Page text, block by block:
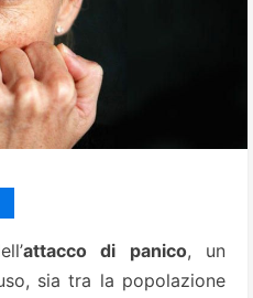
attacco di panico, un
sia tra la popolazione